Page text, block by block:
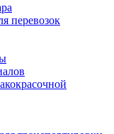
перевозок